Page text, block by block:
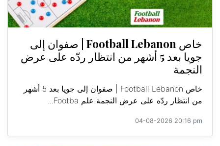
خاص Football Lebanon | صفوان إلى
جويا بعد 5 أشهر من انتظار ردّه على عرض
النجمة
خاص Football Lebanon | صفوان إلى جويا بعد 5 أشهر
من انتظار ردّه على عرض النجمة علم Footba...
04-08-2026 20:16 pm